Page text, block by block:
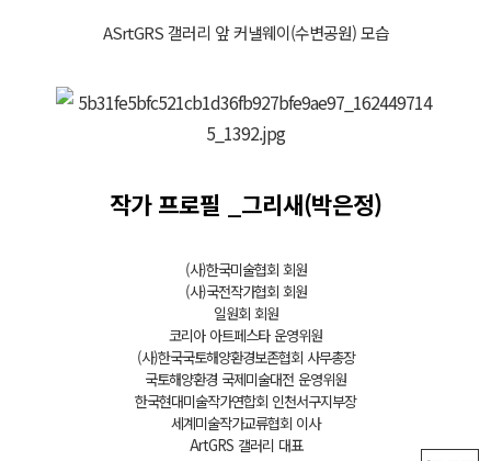
ASrtGRS 갤러리 앞 커낼웨이(수변공원) 모습
작가 프로필 _그리새(박은정)
(사)한국미술협회 회원
(사)국전작가협회 회원
일원회 회원
코리아 아트페스타 운영위원
(사)한국국토해양환경보존협회 사무총장
국토해양환경 국제미술대전 운영위원
한국현대미술작가연합회 인천서구지부장
세계미술작가교류협회 이사
ArtGRS 갤러리 대표